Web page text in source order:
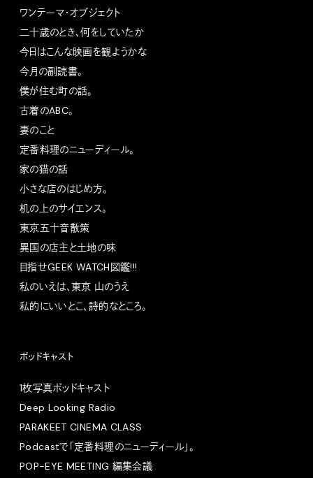
ワンテーマ・オブジェクト
二十歳のとき、何をしていたか
今日はこんな映画を観ようかな
今月の副読書。
僕が住む町の話。
古着のABC。
妻のこと
定番料理のニューディール。
家の猫の話
小さな店のはじめ方。
机の上のサイエンス。
東京五十音散策
異国の店主と土地の味
目指せGEEK WATCH図鑑!!!
私のいえは、東京 山のうえ
私的にいいとこ、詩的なところ。
ポッドキャスト
1枚写真ポッドキャスト
Deep Looking Radio
PARAKEET CINEMA CLASS
Podcastで「定番料理のニューディール」。
POP-EYE MEETING 編集会議